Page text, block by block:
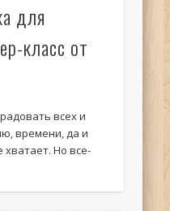
для
класс от
всех и
времени, да и
хватает. Но все-